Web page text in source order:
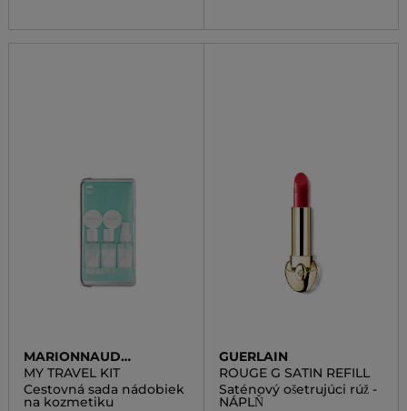
MARIONNAUD
ACCESSORIES
MY TRAVEL KIT
Cestovná sada nádobiek
na kozmetiku
GUERLAIN
ROUGE G SATIN REFILL
Saténový ošetrujúci rúž -
NÁPLŇ